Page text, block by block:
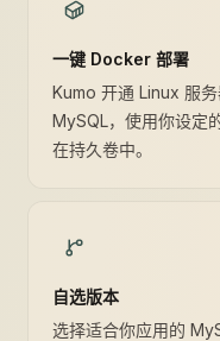
一键 Docker 部署
Kumo 开通 Linux 服
MySQL，使用你设定
在持久卷中。
自选版本
选择适合你应用的